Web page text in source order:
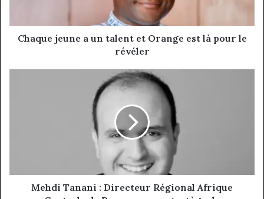
là
pour
Chaque jeune a un talent et Orange est là pour le
révéler
Proparco,
Mehdi Tanani : Directeur Régional Afrique